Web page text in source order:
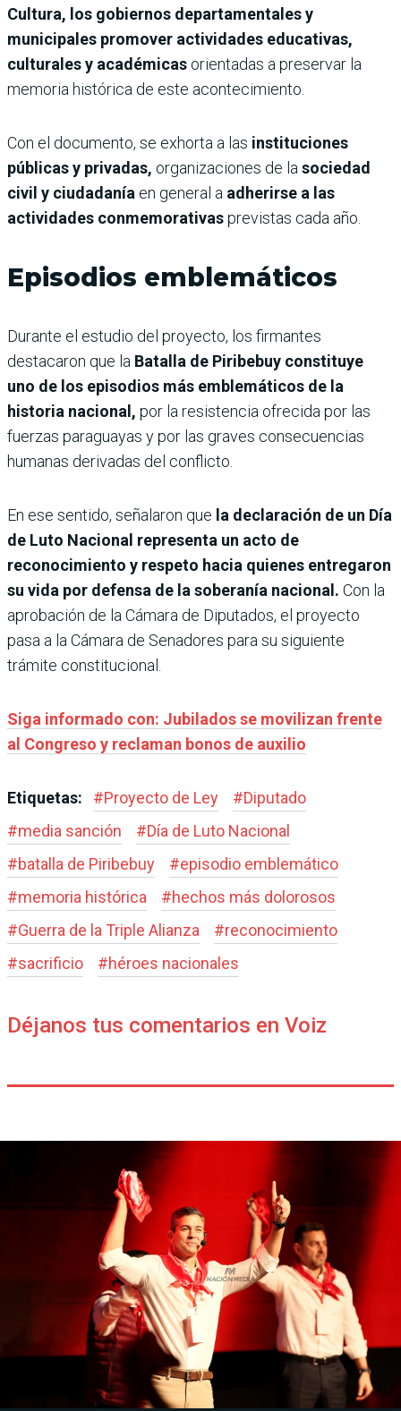
Cultura, los gobiernos departamentales y
municipales promover actividades educativas,
culturales y académicas orientadas a preservar la
memoria histórica de este acontecimiento.
Con el documento, se exhorta a las instituciones
públicas y privadas, organizaciones de la sociedad
civil y ciudadanía en general a adherirse a las
actividades conmemorativasprevistas cada año.
Episodios emblemáticos
Durante el estudio del proyecto, los firmantes
destacaron que la Batalla de Piribebuy constituye
uno de los episodios más emblemáticos de la
historia nacional, por la resistencia ofrecida por las
fuerzas paraguayas y por las graves consecuencias
humanas derivadas del conflicto.
En ese sentido, señalaron que la declaración de un Día
de Luto Nacional representa un acto de
reconocimiento y respeto hacia quienes entregaron
su vida por defensa de la soberanía nacional. Con la
aprobación de la Cámara de Diputados, el proyecto
pasa a la Cámara de Senadores para su siguiente
trámite constitucional.
Siga informado con: Jubilados se movilizan frente
al Congreso y reclaman bonos de auxilio
Etiquetas: #Proyecto de Ley #Diputado
#media sanción #Día de Luto Nacional
#batalla de Piribebuy #episodio emblemático
#memoria histórica #hechos más dolorosos
#Guerra de la Triple Alianza #reconocimiento
#sacrificio #héroes nacionales
Déjanos tus comentarios en Voiz